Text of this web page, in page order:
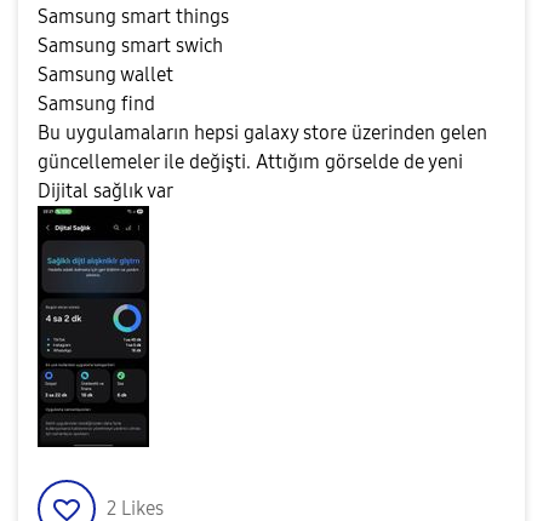
Samsung smart things
Samsung smart swich
Samsung wallet
Samsung find
Bu uygulamaların hepsi galaxy store üzerinden gelen
güncellemeler ile değişti. Attığım görselde de yeni
Dijital sağlık var
2 Likes